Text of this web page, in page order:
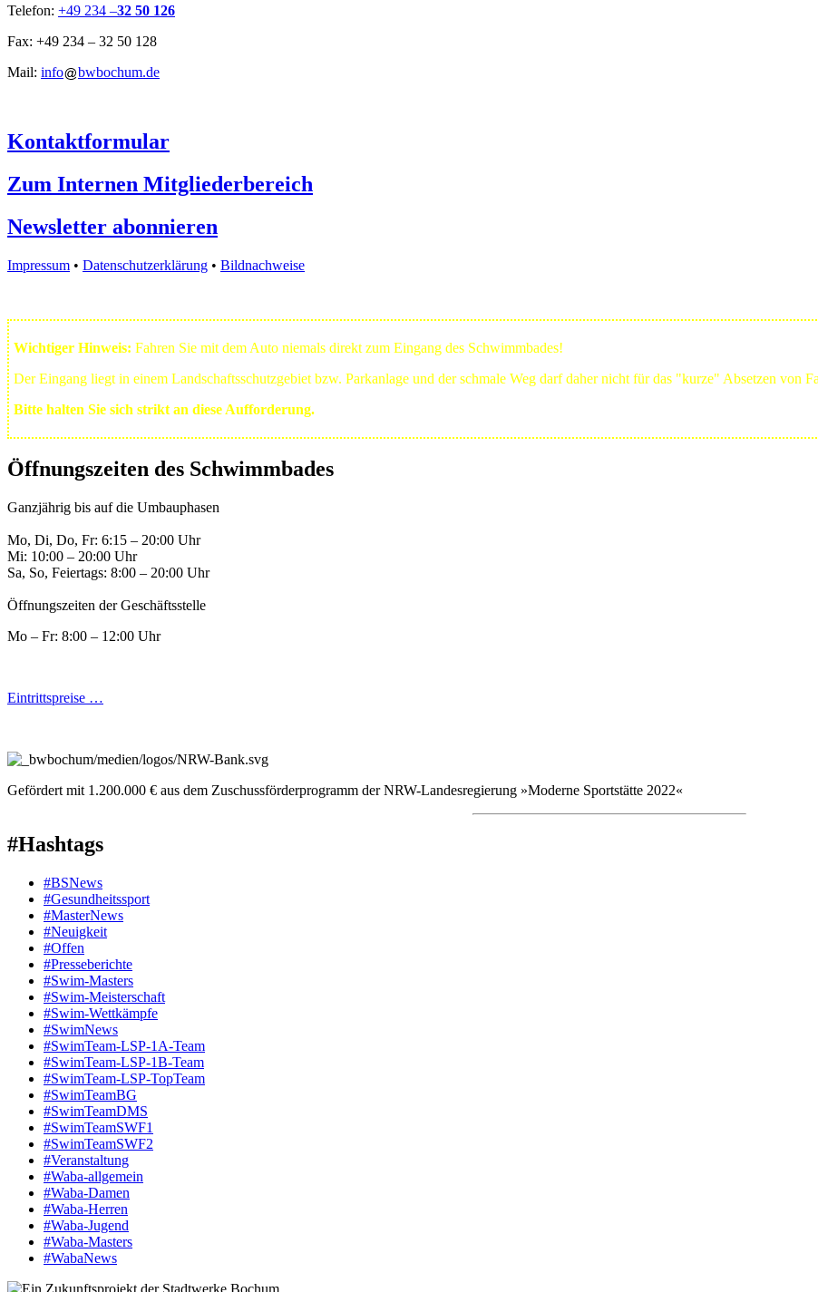
Telefon: +49 234 –32 50 126
Fax: +49 234 – 32 50 128
Mail: info bwbochum.de
Kontaktformular
Zum Internen Mitgliederbereich
Newsletter abonnieren
Impressum • Datenschutzerklärung • Bildnachweise
Wichtiger Hinweis: Fahren Sie mit dem Auto niemals direkt zum Eingang des Schwimmbades!
Der Eingang liegt in einem Landschafts­schutzgebiet bzw. Park­anlage und der schmale Weg darf daher nicht für das "kurze" Absetzen von
Bitte halten Sie sich strikt an diese Aufforderung.
Öffnungszeiten des Schwimmbades
Ganzjährig bis auf die Umbauphasen
Mo, Di, Do, Fr: 6:15 – 20:00 Uhr
Mi: 10:00 – 20:00 Uhr
Sa, So, Feiertags: 8:00 – 20:00 Uhr
Öffnungszeiten der Geschäftsstelle
Mo – Fr: 8:00 – 12:00 Uhr
Eintrittspreise …
Gefördert mit 1.200.000 € aus dem Zuschussförderprogramm der NRW-Landesregierung »Moderne Sportstätte 2022«
#Hashtags
#BSNews
#Gesundheitssport
#MasterNews
#Neuigkeit
#Offen
#Presse­berichte
#Swim-Masters
#Swim-Meister­schaft
#Swim-Wett­kämpfe
#SwimNews
#SwimTeam-LSP-1A-Team
#SwimTeam-LSP-1B-Team
#SwimTeam-LSP-TopTeam
#SwimTeamBG
#SwimTeamDMS
#SwimTeamSWF1
#SwimTeamSWF2
#Veranstaltung
#Waba-allgemein
#Waba-Damen
#Waba-Herren
#Waba-Jugend
#Waba-Masters
#WabaNews